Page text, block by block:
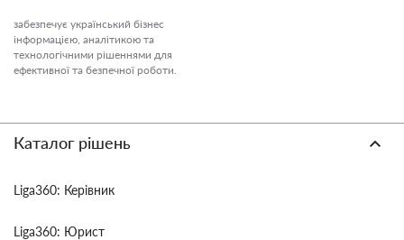
забезпечує український бізнес
інформацією, аналітикою та
технологічними рішеннями для
ефективної та безпечної роботи.
Каталог рішень
Liga360: Керівник
Liga360: Юрист